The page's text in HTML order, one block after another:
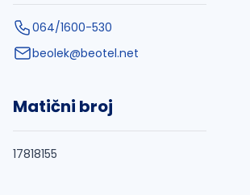
064/1600-530
beolek@beotel.net
Matični broj
17818155